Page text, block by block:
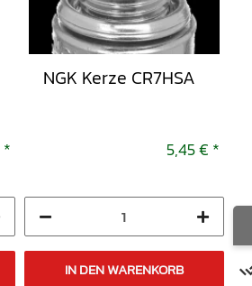
*
NGK Kerze CR7HSA
5,45 € *
IN DEN WARENKORB